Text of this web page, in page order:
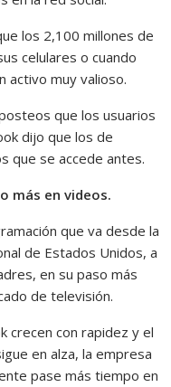
los 2,100 millones de
celulares o cuando
activo muy valioso.
que los usuarios
dijo que los de
que se accede antes.
más en videos.
que va desde la
de Estados Unidos, a
en su paso más
de televisión.
crecen con rapidez y el
en alza, la empresa
pase más tiempo en